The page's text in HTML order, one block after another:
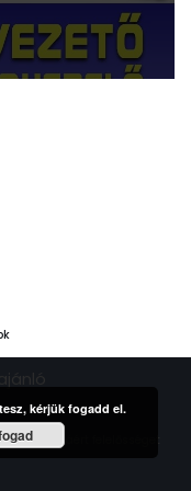
tartalmáért felelősséget
kérjük fogadd el.